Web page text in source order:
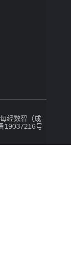
经数智（成
19037216号